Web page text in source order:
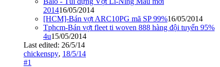
201416/05/2014
[HCM]-Bán vợt ARC10PG mã SP 99%16/05/2014
Tphcm-Bán vợt fleet ti woven 888 hàng đội tuyển 95%
4u15/05/2014
Last edited: 26/5/14
chickenspy, 18/5/14
#1